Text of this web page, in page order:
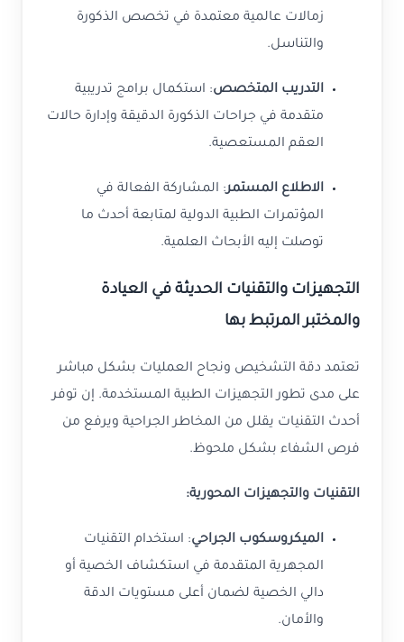
زمالات عالمية معتمدة في تخصص الذكورة
والتناسل.
التدريب المتخصص: استكمال برامج تدريبية
متقدمة في جراحات الذكورة الدقيقة وإدارة حالات
العقم المستعصية.
الاطلاع المستمر: المشاركة الفعالة في
المؤتمرات الطبية الدولية لمتابعة أحدث ما
توصلت إليه الأبحاث العلمية.
التجهيزات والتقنيات الحديثة في العيادة
والمختبر المرتبط بها
تعتمد دقة التشخيص ونجاح العمليات بشكل مباشر
على مدى تطور التجهيزات الطبية المستخدمة. إن توفر
أحدث التقنيات يقلل من المخاطر الجراحية ويرفع من
فرص الشفاء بشكل ملحوظ.
التقنيات والتجهيزات المحورية:
الميكروسكوب الجراحي: استخدام التقنيات
المجهرية المتقدمة في استكشاف الخصية أو
دالي الخصية لضمان أعلى مستويات الدقة
والأمان.